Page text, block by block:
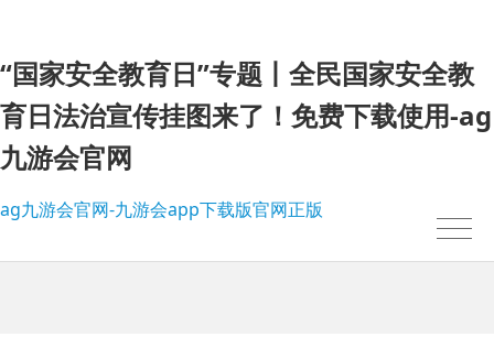
“国家安全教育日”专题丨全民国家安全教
育日法治宣传挂图来了！免费下载使用-ag
九游会官网
ag九游会官网-九游会app下载版官网正版